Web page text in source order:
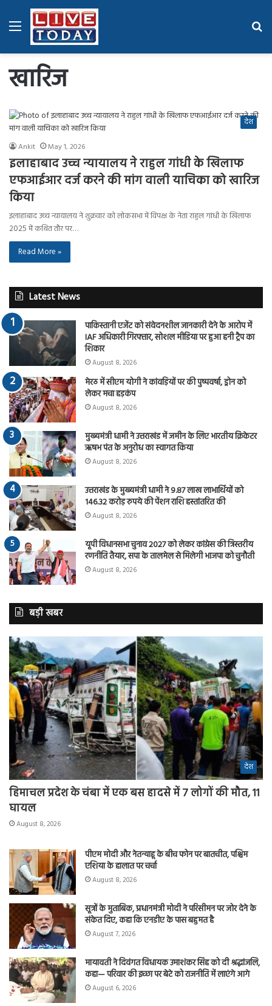
Menu
खारिज
देश
Ankit May 1, 2026
इलाहाबाद उच्च न्यायालय ने राहुल गांधी के खिलाफ
एफआईआर दर्ज करने की मांग वाली याचिका को खारिज
किया
इलाहाबाद उच्च न्यायालय ने शुक्रवार को लोकसभा में विपक्ष के नेता राहुल गांधी के खिलाफ
2025 में कथित तौर पर…
Read More »
Latest News
पाकिस्तानी एजेंट को संवेदनशील जानकारी देने के आरोप में
IAF अधिकारी गिरफ्तार, सोशल मीडिया पर हुआ हनी ट्रैप का
शिकार
August 8, 2026
मेरठ में सीएम योगी ने कांवड़ियों पर की पुष्पवर्षा, ड्रोन को
लेकर मचा हड़कंप
August 8, 2026
मुख्यमंत्री धामी ने उत्तराखंड में जमीन के लिए भारतीय क्रिकेटर
ऋषभ पंत के अनुरोध का स्वागत किया
August 8, 2026
उत्तराखंड के मुख्यमंत्री धामी ने 9.87 लाख लाभार्थियों को
146.32 करोड़ रुपये की पेंशन राशि हस्तांतरित की
August 8, 2026
यूपी विधानसभा चुनाव 2027 को लेकर कांग्रेस की त्रिस्तरीय
रणनीति तैयार, सपा के तालमेल से मिलेगी भाजपा को चुनौती
August 8, 2026
बड़ी खबर
देश
हिमाचल प्रदेश के चंबा में एक बस हादसे में 7 लोगों की मौत, 11
घायल
August 8, 2026
पीएम मोदी और नेतन्याहू के बीच फोन पर बातचीत, पश्चिम
एशिया के हालात पर चर्चा
August 8, 2026
सूत्रों के मुताबिक, प्रधानमंत्री मोदी ने परिसीमन पर जोर देने के
संकेत दिए, कहा कि एनडीए के पास बहुमत है
August 7, 2026
मायावती ने दिवंगत विधायक उमाशंकर सिंह को दी श्रद्धांजलि,
कहा— परिवार की इच्छा पर बेटे को राजनीति में लाएंगे आगे
August 6, 2026